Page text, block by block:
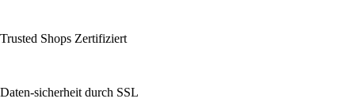
Trusted Shops Zertifiziert
Daten-sicherheit durch SSL